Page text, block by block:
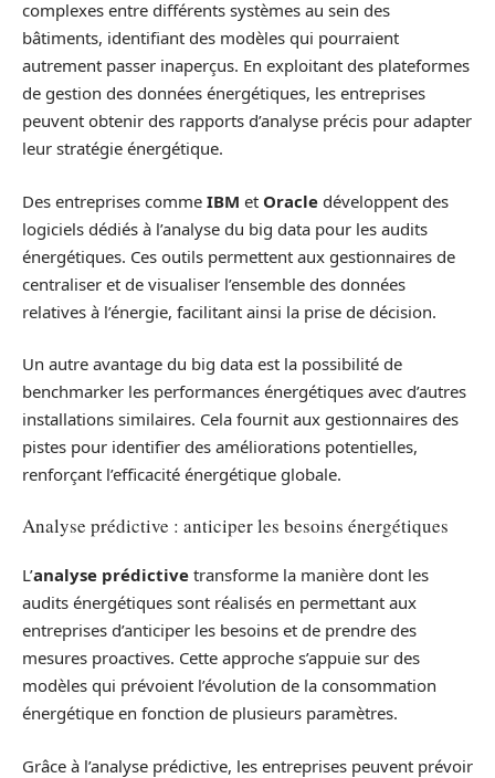
complexes entre différents systèmes au sein des
bâtiments, identifiant des modèles qui pourraient
autrement passer inaperçus. En exploitant des plateformes
de gestion des données énergétiques, les entreprises
peuvent obtenir des rapports d’analyse précis pour adapter
leur stratégie énergétique.
Des entreprises comme IBM et Oracle développent des
logiciels dédiés à l’analyse du big data pour les audits
énergétiques. Ces outils permettent aux gestionnaires de
centraliser et de visualiser l’ensemble des données
relatives à l’énergie, facilitant ainsi la prise de décision.
Un autre avantage du big data est la possibilité de
benchmarker les performances énergétiques avec d’autres
installations similaires. Cela fournit aux gestionnaires des
pistes pour identifier des améliorations potentielles,
renforçant l’efficacité énergétique globale.
Analyse prédictive : anticiper les besoins énergétiques
L’analyse prédictive transforme la manière dont les
audits énergétiques sont réalisés en permettant aux
entreprises d’anticiper les besoins et de prendre des
mesures proactives. Cette approche s’appuie sur des
modèles qui prévoient l’évolution de la consommation
énergétique en fonction de plusieurs paramètres.
Grâce à l’analyse prédictive, les entreprises peuvent prévoir